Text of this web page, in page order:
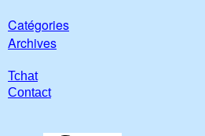
Catégories
Archives
Tchat
Contact